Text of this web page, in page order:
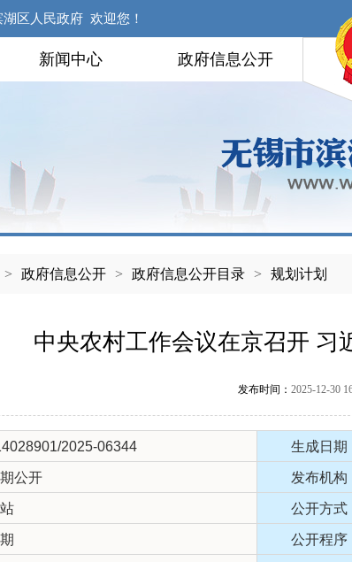
区人民政府 欢迎您！
新闻中心 政府信息公开
> 政府信息公开 > 政府信息公开目录 > 规划计划
中央农村工作会议在京召开 习
发布时间： 2025-12-30
2025-06344 生成日期
公开 发布机构
公开方式
公开程序